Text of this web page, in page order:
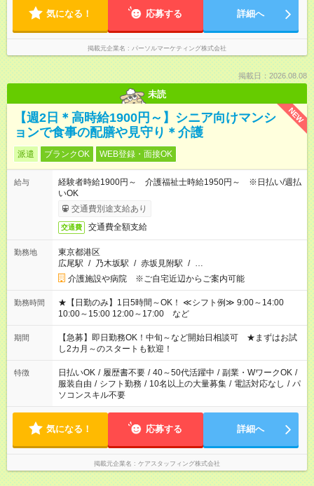
気になる！ 応募する 詳細へ
掲載元企業名 パーソルマーケティング株式会社
掲載日：2026.08.08
未読
NEW
【週2日＊高時給1900円～】シニア向けマンシ
ョンで食事の配膳や見守り＊介護
派遣 ブランクOK WEB登録・面接OK
給与
経験者時給1900円～ 介護福祉士時給1950円～ ※日払い/週払
いOK
交通費別途支給あり
交通費 交通費全額支給
勤務地
東京都港区
広尾駅 / 乃木坂駅 / 赤坂見附駅 / …
介護施設や病院 ※ご自宅近辺からご案内可能
勤務時間
★【日勤のみ】1日5時間～OK！ ≪シフト例≫ 9:00～14:00
10:00～15:00 12:00～17:00 など
期間
【急募】即日勤務OK！中旬～など開始日相談可 ★まずはお試
し2カ月～のスタートも歓迎！
特徴 日払いOK / 履歴書不要 / 40～50代活躍中 / 副業・WワークOK /
服装自由 / シフト勤務 / 10名以上の大量募集 / 電話対応なし / パ
ソコンスキル不要
気になる！ 応募する 詳細へ
掲載元企業名 ケアスタッフィング株式会社